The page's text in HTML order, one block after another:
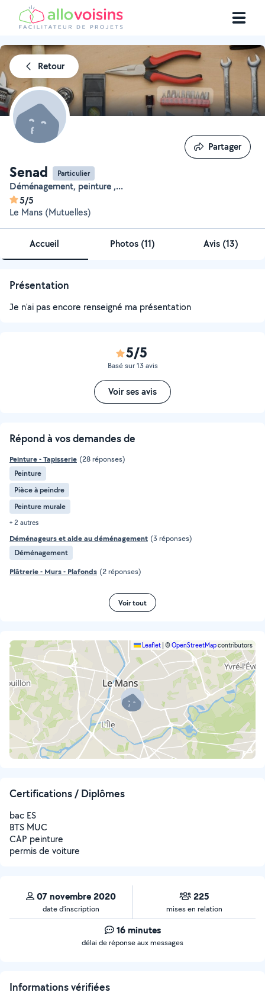
Retour
Senad Particulier
Déménagement, peinture ,...
5/5
Le Mans (Mutuelles)
Partager
Partager
Accueil Photos (11) Avis (13)
Présentation
Je n'ai pas encore renseigné ma présentation
5/5
Basé sur 13 avis
Voir ses avis
Répond à vos demandes de
Peinture - Tapisserie (28 réponses)
Peinture
Pièce à peindre
Peinture murale
+ 2 autres
Déménageurs et aide au déménagement (3 réponses)
Déménagement
Plâtrerie - Murs - Plafonds (2 réponses)
Voir tout
Leaflet ©OpenStreetMapcontributors
Certifications / Diplômes
bac ES
BTS MUC
CAP peinture
permis de voiture
07 novembre 2020
date d’inscription
225
mises en relation
16 minutes
délai de réponse aux messages
Informations vérifiées